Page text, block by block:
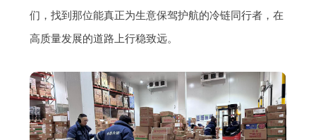
们，找到那位能真正为生意保驾护航的冷链同行者，在
高质量发展的道路上行稳致远。